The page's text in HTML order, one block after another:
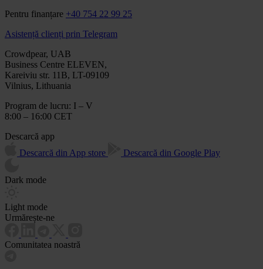
Pentru finanțare +40 754 22 99 25
Asistență clienți prin Telegram
Crowdpear, UAB
Business Centre ELEVEN,
Kareiviu str. 11B, LT-09109
Vilnius, Lithuania
Program de lucru: I – V
8:00 – 16:00 CET
Descarcă app
Descarcă din App store
Descarcă din Google Play
Dark mode
Light mode
Urmărește-ne
Comunitatea noastră